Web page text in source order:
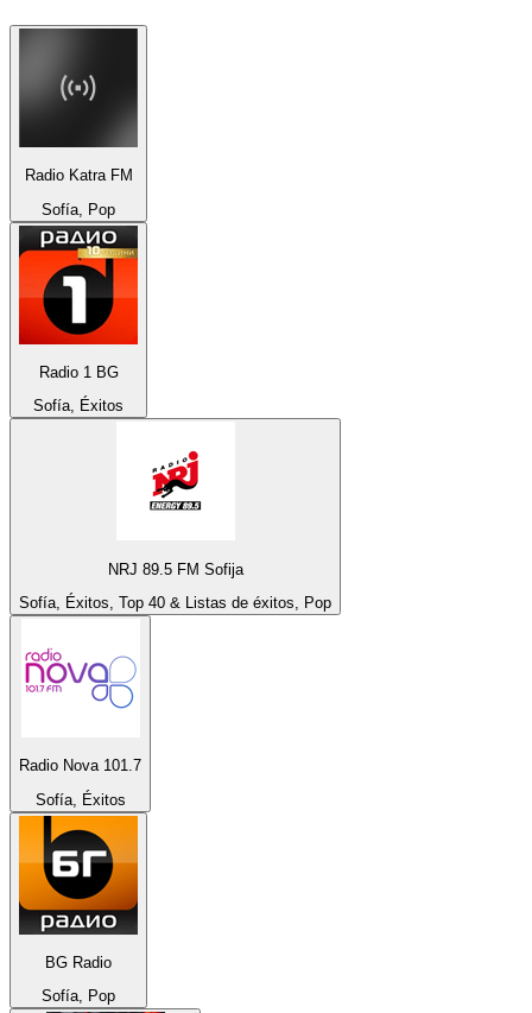
Radio Katra FM
Sofía, Pop
Radio 1 BG
Sofía, Éxitos
NRJ 89.5 FM Sofija
Sofía, Éxitos, Top 40 & Listas de éxitos, Pop
Radio Nova 101.7
Sofía, Éxitos
BG Radio
Sofía, Pop